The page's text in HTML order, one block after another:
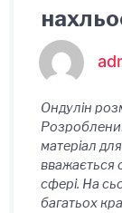
Ондулін
матеріал
вважається
сфері. На
багатьох